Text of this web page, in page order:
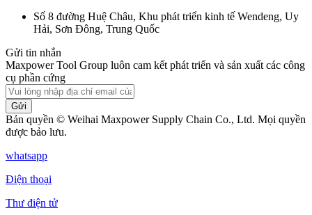
Số 8 đường Huệ Châu, Khu phát triển kinh tế Wendeng, Uy
Hải, Sơn Đông, Trung Quốc
Gửi tin nhắn
Maxpower Tool Group luôn cam kết phát triển và sản xuất các công
cụ phần cứng
Gửi
Bản quyền © Weihai Maxpower Supply Chain Co., Ltd. Mọi quyền
được bảo lưu.
whatsapp
Điện thoại
Thư điện tử